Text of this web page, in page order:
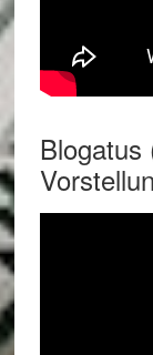
Blogatus